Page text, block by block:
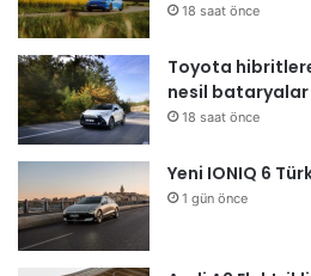
18 saat önce
Toyota hibritlere
nesil bataryalar
18 saat önce
Yeni IONIQ 6
1 gün önce